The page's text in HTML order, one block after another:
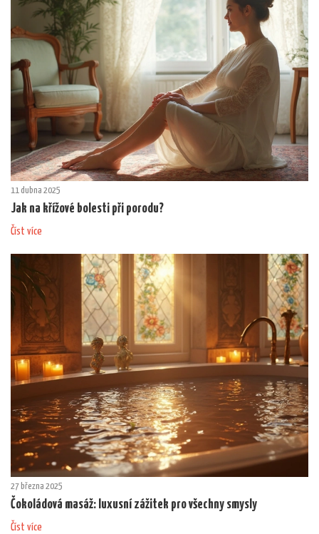
11 dubna 2025
Jak na křížové bolesti při porodu?
Číst více
27 března 2025
Čokoládová masáž: luxusní zážitek pro všechny smysly
Číst více